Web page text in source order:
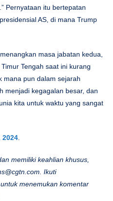
Pernyataan itu bertepatan
AS, di mana Trump
masa jabatan kedua,
Tengah saat ini kurang
mana pun dalam sejarah
menjadi kegagalan besar, dan
kita untuk waktu yang sangat
2024
memiliki keahlian khusus,
. Ikuti
menemukan komentar